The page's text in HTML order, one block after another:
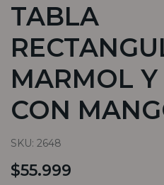
TABLA
MARMOL
CON
SKU: 2648
$55.999